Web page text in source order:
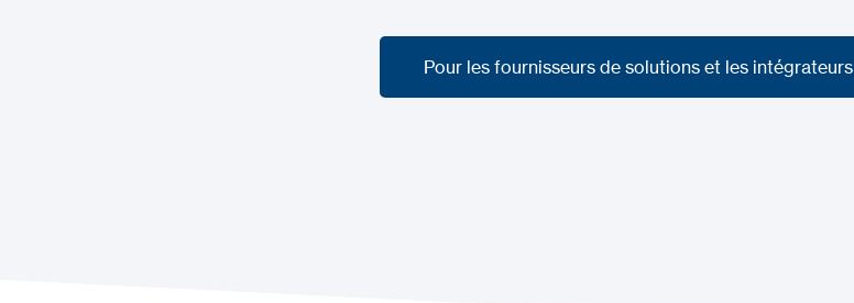
Pour les fournisseurs de solutions et les intégrateurs